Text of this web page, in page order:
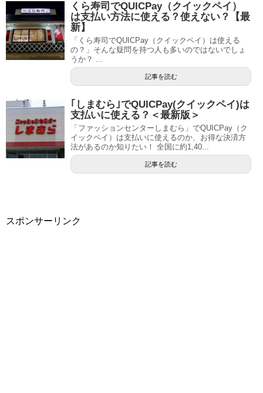
くら寿司でQUICPay（クイックペイ）
は支払い方法に使える？使えない？【最
新】
「くら寿司でQUICPay（クイックペイ）は使える
の？」そんな疑問を持つ人も多いのではないでしょ
うか？ ...
記事を読む
｢しまむら｣でQUICPay(クイックペイ)は
支払いに使える？＜最新版＞
「ファッションセンターしまむら」でQUICPay（ク
イックペイ）は支払いに使えるのか、お得な決済方
法があるのか知りたい！ 全国に約1,40...
記事を読む
スポンサーリンク